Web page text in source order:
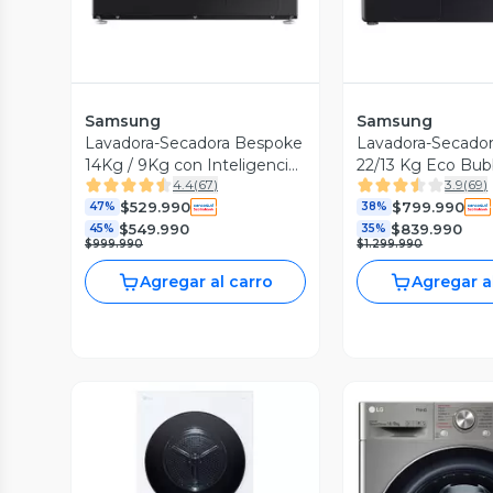
Samsung
Lavadora-Secadora Bespoke
14Kg / 9Kg con Inteligencia
Artificial en Ecobubble
4.4(67)
47% $529.990
45% $549.990
$999.990
Agregar al carro
Samsung
Lavadora-
22/13 Kg Eco
WD22T6500GV/ZS
3.9(69)
38% $799.990
35% $839.990
$1.299.990
Agregar